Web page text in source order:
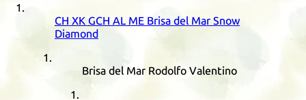
CH XK GCH AL ME Brisa del Mar Snow
Diamond
Brisa del Mar Rodolfo Valentino